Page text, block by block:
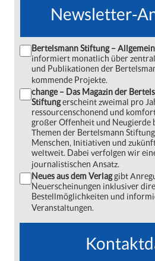
Newsletter-
Bertelsmann Stiftung –
informiert monatlich über
und Publikationen der
kommende Projekte.
change – Das Magazin der
Stiftungerscheint zweimal pro
ressourcenschonend und
großer Offenheit und Neugierde
Themen der Bertelsmann
Menschen, Initiativen und
weltweit. Dabei verfolgen wir
journalistischen Ansatz.
Neues aus dem Verlaggibt
Neuerscheinungen inklusiver
Bestellmöglichkeiten und
Veranstaltungen.